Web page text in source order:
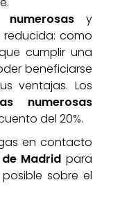
numerosasy
como
cumplir una
beneficiarse
ventajas. Los
numerosas
del 20%.
en contacto
Madrid para
sobre el